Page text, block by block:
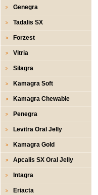
Genegra
Tadalis SX
Forzest
Vitria
Silagra
Kamagra Soft
Kamagra Chewable
Penegra
Levitra Oral Jelly
Kamagra Gold
Apcalis SX Oral Jelly
Intagra
Eriacta